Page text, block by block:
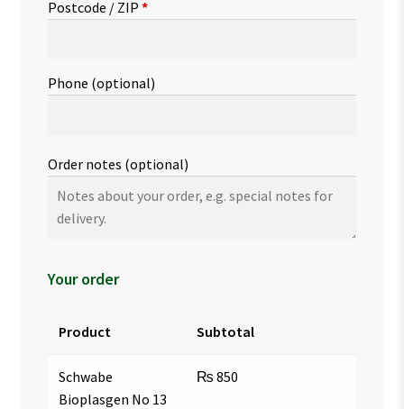
Postcode / ZIP *
Phone (optional)
Order notes (optional)
Your order
Product Subtotal
Schwabe
Bioplasgen No 13
₨ 850